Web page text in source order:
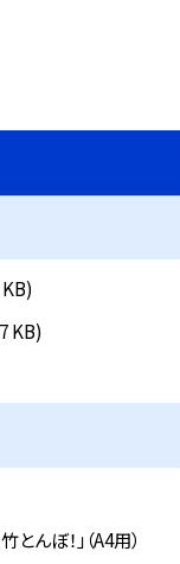
KB)
んぼ！」（A4用）